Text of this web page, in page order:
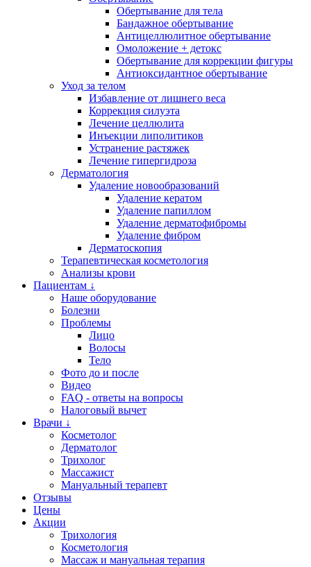
Обертывание для тела
Бандажное обертывание
Антицеллюлитное обертывание
Омоложение + детокс
Обертывание для коррекции фигуры
Антиоксидантное обертывание
Уход за телом
Избавление от лишнего веса
Коррекция силуэта
Лечение целлюлита
Инъекции липолитиков
Устранение растяжек
Лечение гипергидроза
Дерматология
Удаление новообразований
Удаление кератом
Удаление папиллом
Удаление дерматофибромы
Удаление фибром
Дерматоскопия
Терапевтическая косметология
Анализы крови
Пациентам ↓
Наше оборудование
Болезни
Проблемы
Лицо
Волосы
Тело
Фото до и после
Видео
FAQ - ответы на вопросы
Налоговый вычет
Врачи ↓
Косметолог
Дерматолог
Трихолог
Массажист
Мануальный терапевт
Отзывы
Цены
Акции
Трихология
Косметология
Массаж и мануальная терапия